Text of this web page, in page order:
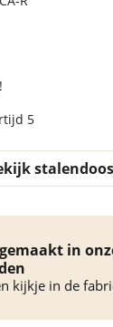
5
in
kijkje in de